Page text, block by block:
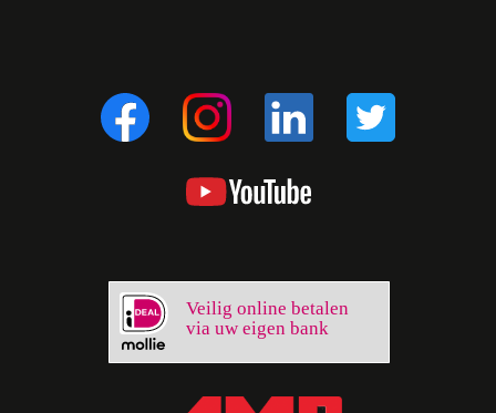
Veilig online betalen
via uw eigen bank